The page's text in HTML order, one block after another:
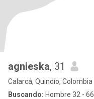
agnieska, 31
Calarcá, Quindío, Colombia
Buscando: Hombre 32 - 66